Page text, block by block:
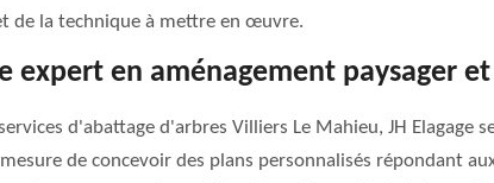
de la technique à mettre en œuvre.
expert en aménagement paysager
d'abattage d'arbres Villiers Le Mahieu, JH
de concevoir des plans personnalisés répondant